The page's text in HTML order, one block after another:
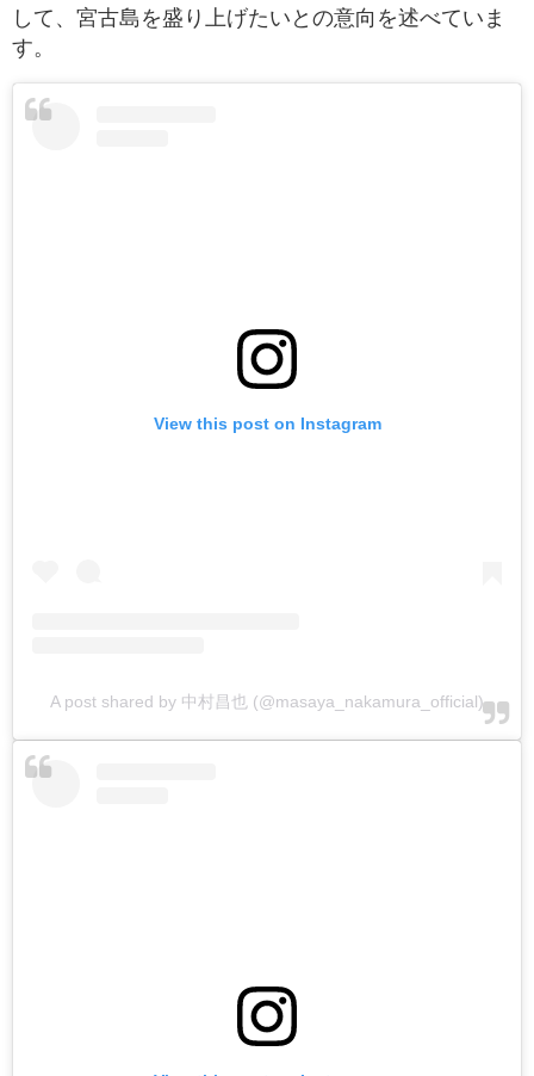
して、宮古島を盛り上げたいとの意向を述べていま
す。
View this post on Instagram
A post shared by 中村昌也 (@masaya_nakamura_official)